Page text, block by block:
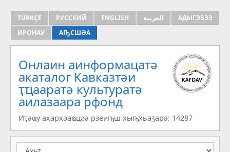
TÜRKÇE РУССКИЙ ENGLISH العربية
АДЫГЭБЗЭ
ИРОНАУ
АҦСШӘА
Онлаин аинформацатә
aкаталог Кавказтәи
ҭҵааратә культуратә
аилазаара рфонд
Иҭаҩу ахархәаҩцәа рзеиҧш хыҧхьаӡара: 14287